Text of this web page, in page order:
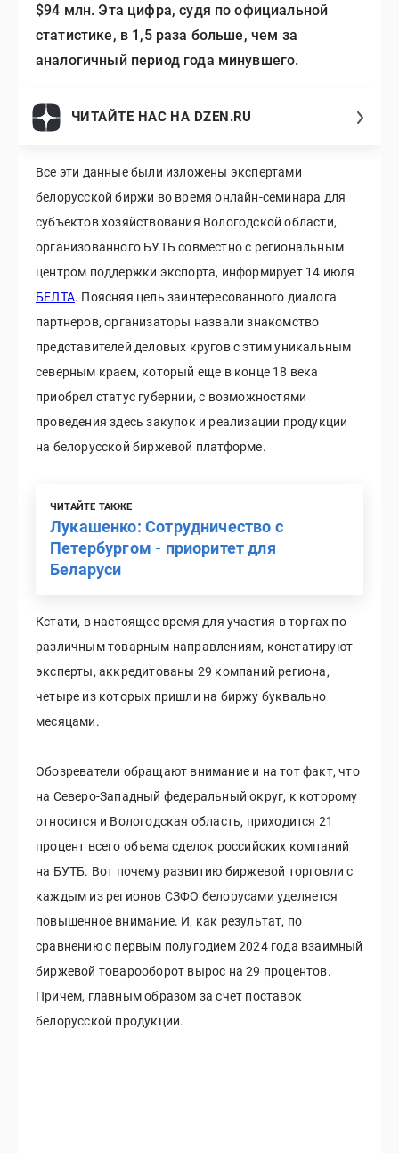
$94 млн. Эта цифра, судя по официальной
статистике, в 1,5 раза больше, чем за
аналогичный период года минувшего.
ЧИТАЙТЕ НАС НА DZEN.RU
Все эти данные были изложены экспертами
белорусской биржи во время онлайн-семинара для
субъектов хозяйствования Вологодской области,
организованного БУТБ совместно с региональным
центром поддержки экспорта, информирует 14 июля
БЕЛТА. Поясняя цель заинтересованного диалога
партнеров, организаторы назвали знакомство
представителей деловых кругов с этим уникальным
северным краем, который еще в конце 18 века
приобрел статус губернии, с возможностями
проведения здесь закупок и реализации продукции
на белорусской биржевой платформе.
ЧИТАЙТЕ ТАКЖЕ
Лукашенко: Сотрудничество с
Петербургом - приоритет для
Беларуси
Кстати, в настоящее время для участия в торгах по
различным товарным направлениям, констатируют
эксперты, аккредитованы 29 компаний региона,
четыре из которых пришли на биржу буквально
месяцами.
Обозреватели обращают внимание и на тот факт, что
на Северо-Западный федеральный округ, к которому
относится и Вологодская область, приходится 21
процент всего объема сделок российских компаний
на БУТБ. Вот почему развитию биржевой торговли с
каждым из регионов СЗФО белорусами уделяется
повышенное внимание. И, как результат, по
сравнению с первым полугодием 2024 года взаимный
биржевой товарооборот вырос на 29 процентов.
Причем, главным образом за счет поставок
белорусской продукции.